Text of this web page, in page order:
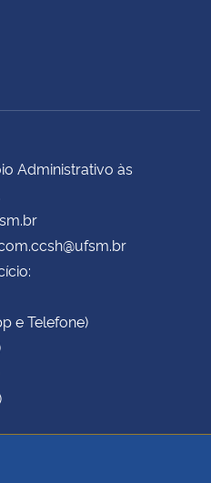
Administrativo às
e Telefone)